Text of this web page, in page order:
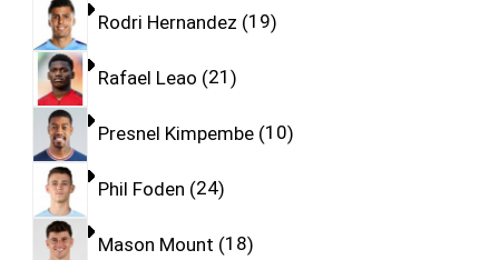
Rodri Hernandez 19
Rafael Leao 21
Presnel Kimpembe 10
Phil Foden 24
Mason Mount 18